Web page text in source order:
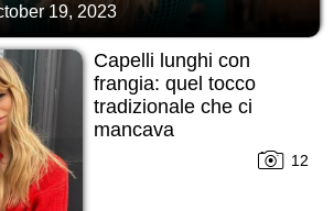
19, 2023
Capelli lunghi con
frangia: quel tocco
tradizionale che ci
mancava
12